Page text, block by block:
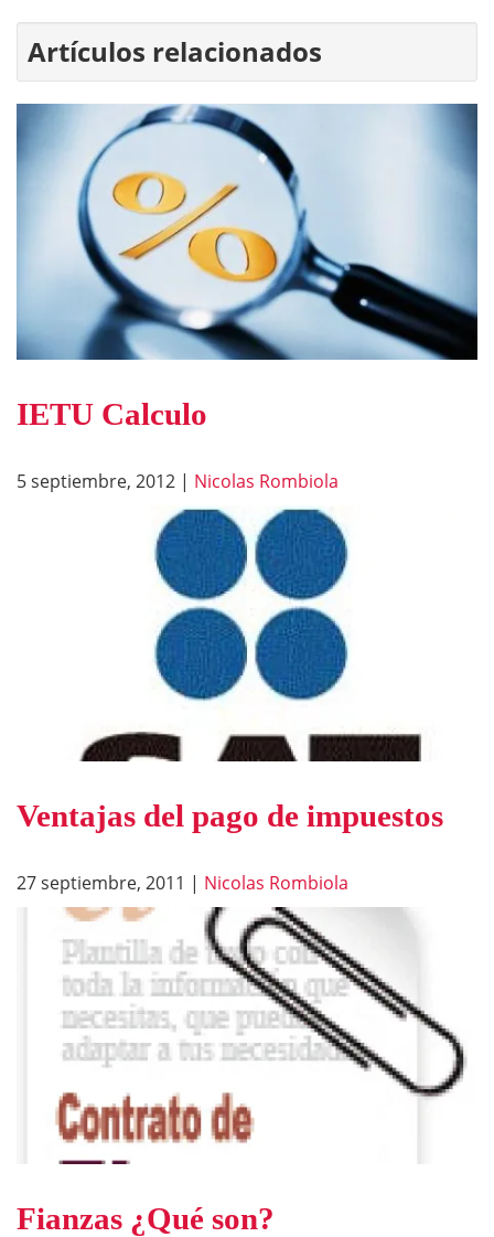
Artículos relacionados
IETU Calculo
5 septiembre, 2012 | Nicolas Rombiola
Ventajas del pago de impuestos
27 septiembre, 2011 | Nicolas Rombiola
Fianzas ¿Qué son?